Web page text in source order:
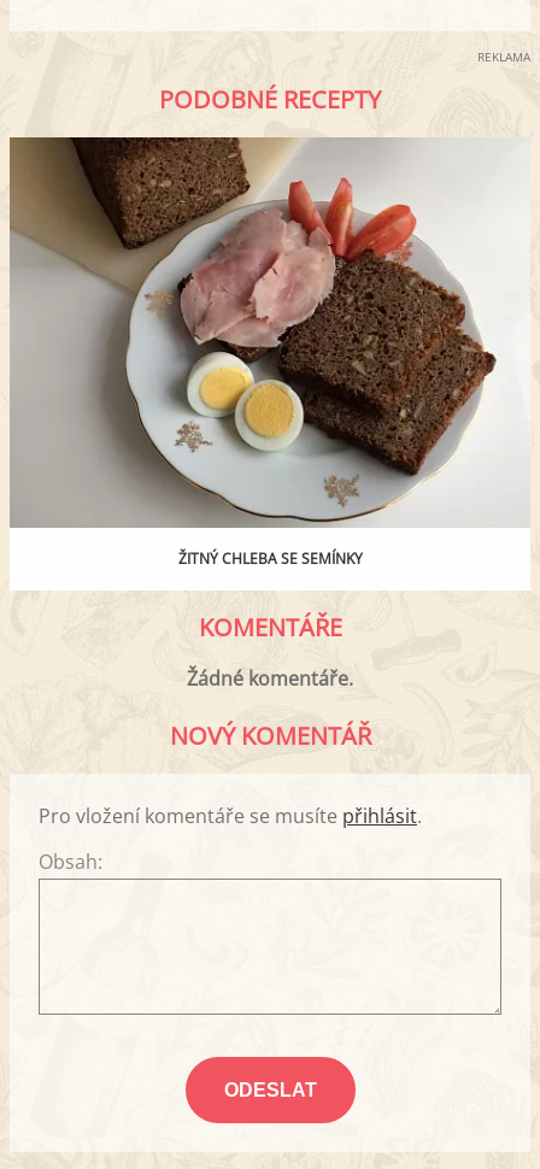
REKLAMA
PODOBNÉ RECEPTY
ŽITNÝ CHLEBA SE SEMÍNKY
KOMENTÁŘE
Žádné komentáře.
NOVÝ KOMENTÁŘ
Pro vložení komentáře se musíte přihlásit.
Obsah: